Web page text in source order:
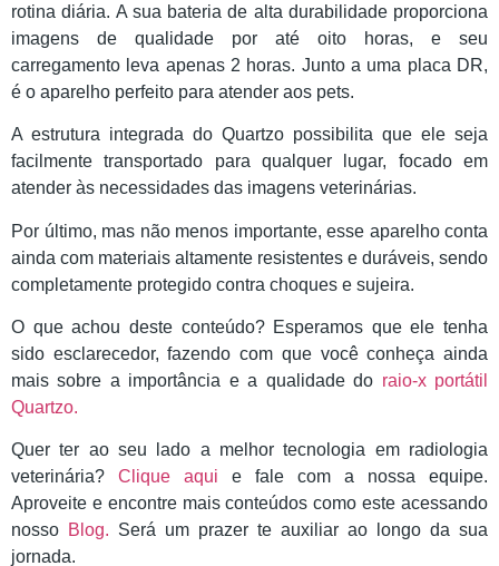
rotina diária. A sua bateria de alta durabilidade proporciona
imagens de qualidade por até oito horas, e seu
carregamento leva apenas 2 horas. Junto a uma placa DR,
é o aparelho perfeito para atender aos pets.
A estrutura integrada do Quartzo possibilita que ele seja
facilmente transportado para qualquer lugar, focado em
atender às necessidades das imagens veterinárias.
Por último, mas não menos importante, esse aparelho conta
ainda com materiais altamente resistentes e duráveis, sendo
completamente protegido contra choques e sujeira.
O que achou deste conteúdo? Esperamos que ele tenha
sido esclarecedor, fazendo com que você conheça ainda
mais sobre a importância e a qualidade do raio-x portátil
Quartzo.
Quer ter ao seu lado a melhor tecnologia em radiologia
veterinária? Clique aqui e fale com a nossa equipe.
Aproveite e encontre mais conteúdos como este acessando
nosso Blog. Será um prazer te auxiliar ao longo da sua
jornada.